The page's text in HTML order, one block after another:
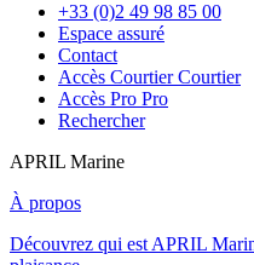
+33 (0)2 49 98 85 00
Espace assuré
Contact
Accès Courtier Courtier
Accès Pro Pro
Rechercher
APRIL Marine
À propos
Découvrez qui est APRIL